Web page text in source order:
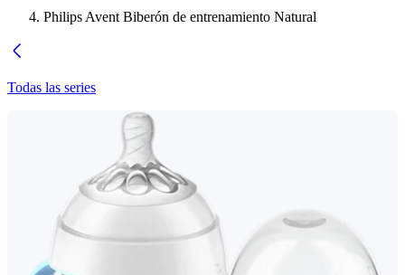
Philips Avent Biberón de entrenamiento Natural
Todas las series